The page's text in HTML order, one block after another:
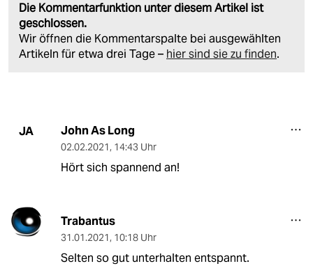
Die Kommentarfunktion unter diesem Artikel ist
geschlossen.
Wir öffnen die Kommentarspalte bei ausgewählten
Artikeln für etwa drei Tage – hier sind sie zu finden.
JA John As Long
02.02.2021, 14:43 Uhr
Hört sich spannend an!
Trabantus
31.01.2021, 10:18 Uhr
Selten so gut unterhalten entspannt.